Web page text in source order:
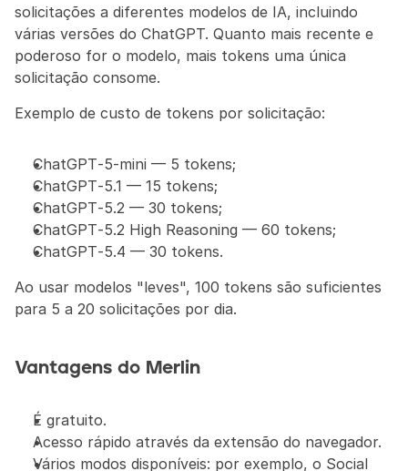
solicitações a diferentes modelos de IA, incluindo
várias versões do ChatGPT. Quanto mais recente e
poderoso for o modelo, mais tokens uma única
solicitação consome.
Exemplo de custo de tokens por solicitação:
ChatGPT‑5‑mini — 5 tokens;
ChatGPT‑5.1 — 15 tokens;
ChatGPT‑5.2 — 30 tokens;
ChatGPT‑5.2 High Reasoning — 60 tokens;
ChatGPT‑5.4 — 30 tokens.
Ao usar modelos "leves", 100 tokens são suficientes
para 5 a 20 solicitações por dia.
Vantagens do Merlin
É gratuito.
Acesso rápido através da extensão do navegador.
Vários modos disponíveis: por exemplo, o Social